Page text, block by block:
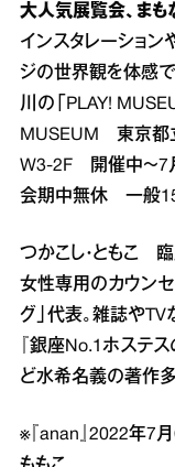
大人気展覧会、まも
インスタレーション
ジの世界観を体感で
川の「PLAY!
MUSEUM 東京都
W3‐2F 開催中～7
会期中無休 一般
つかこし・ともこ
女性専用のカウンセ
グ」代表。雑誌やTV
『銀座No.1ホステ
ど水希名義の著作多
※『anan』2022年7